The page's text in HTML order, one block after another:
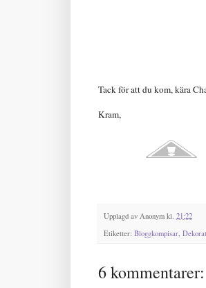
Tack för att du kom, kära
Kram,
Upplagd av Anonym kl. 21:22
Etiketter: Bloggkompisar,
6 kommentarer: